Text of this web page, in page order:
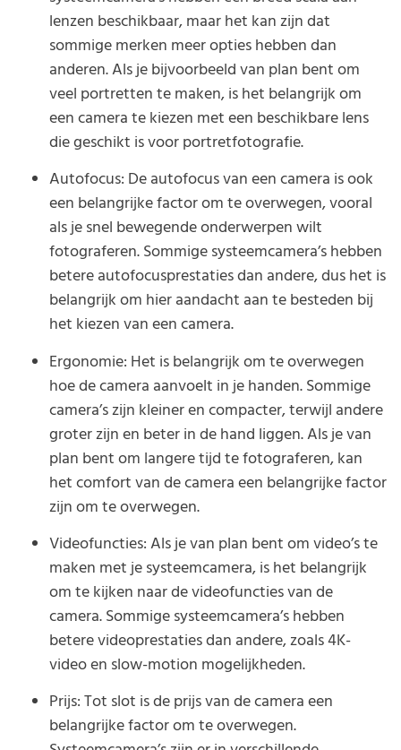
lenzen beschikbaar, maar het kan zijn dat
sommige merken meer opties hebben dan
anderen. Als je bijvoorbeeld van plan bent om
veel portretten te maken, is het belangrijk om
een camera te kiezen met een beschikbare lens
die geschikt is voor portretfotografie.
Autofocus: De autofocus van een camera is ook
een belangrijke factor om te overwegen, vooral
als je snel bewegende onderwerpen wilt
fotograferen. Sommige systeemcamera’s hebben
betere autofocusprestaties dan andere, dus het is
belangrijk om hier aandacht aan te besteden bij
het kiezen van een camera.
Ergonomie: Het is belangrijk om te overwegen
hoe de camera aanvoelt in je handen. Sommige
camera’s zijn kleiner en compacter, terwijl andere
groter zijn en beter in de hand liggen. Als je van
plan bent om langere tijd te fotograferen, kan
het comfort van de camera een belangrijke factor
zijn om te overwegen.
Videofuncties: Als je van plan bent om video’s te
maken met je systeemcamera, is het belangrijk
om te kijken naar de videofuncties van de
camera. Sommige systeemcamera’s hebben
betere videoprestaties dan andere, zoals 4K-
video en slow-motion mogelijkheden.
Prijs: Tot slot is de prijs van de camera een
belangrijke factor om te overwegen.